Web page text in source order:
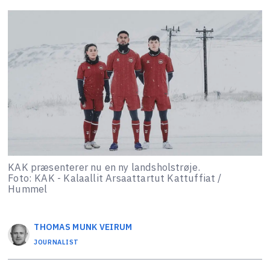
KAK præsenterer nu en ny landsholstrøje.
Foto: KAK - Kalaallit Arsaattartut Kattuffiat /
Hummel
THOMAS MUNK VEIRUM
JOURNALIST